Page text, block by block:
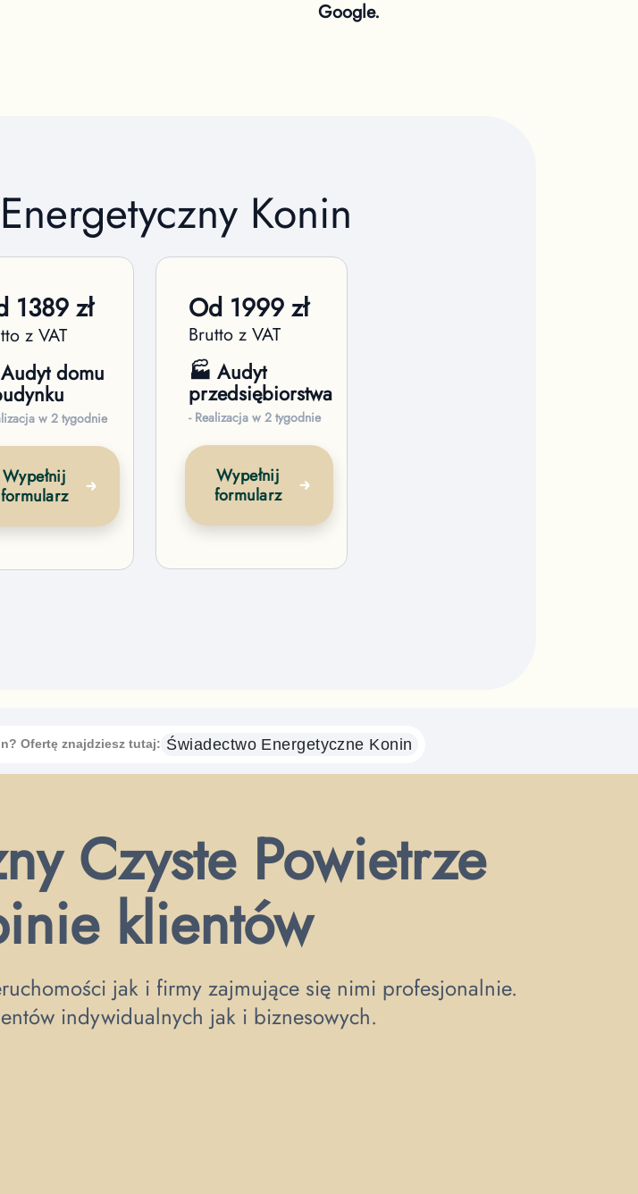
Google.
Konin
1389zł
z VAT
domu
w 2 tygodnie
Wypełnij
formularz
Od 1999zł
Brutto z VAT
🏭 Audyt
przedsiębiorstwa
- Realizacja w 2 tygodnie
Wypełnij
formularz
? Ofertę znajdziesz tutaj: Świadectwo Energetyczne Konin
Czyste Powietrze
klientów
jak i firmy zajmujące się nimi profesjonalnie.
indywidualnych jak i biznesowych.